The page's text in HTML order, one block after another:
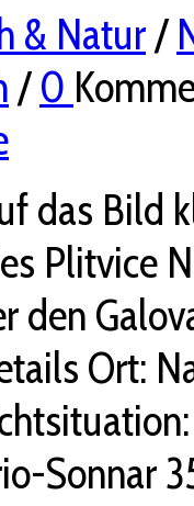
& Natur/
/0
das Bild
Plitvice
den
Ort:
Sonnar